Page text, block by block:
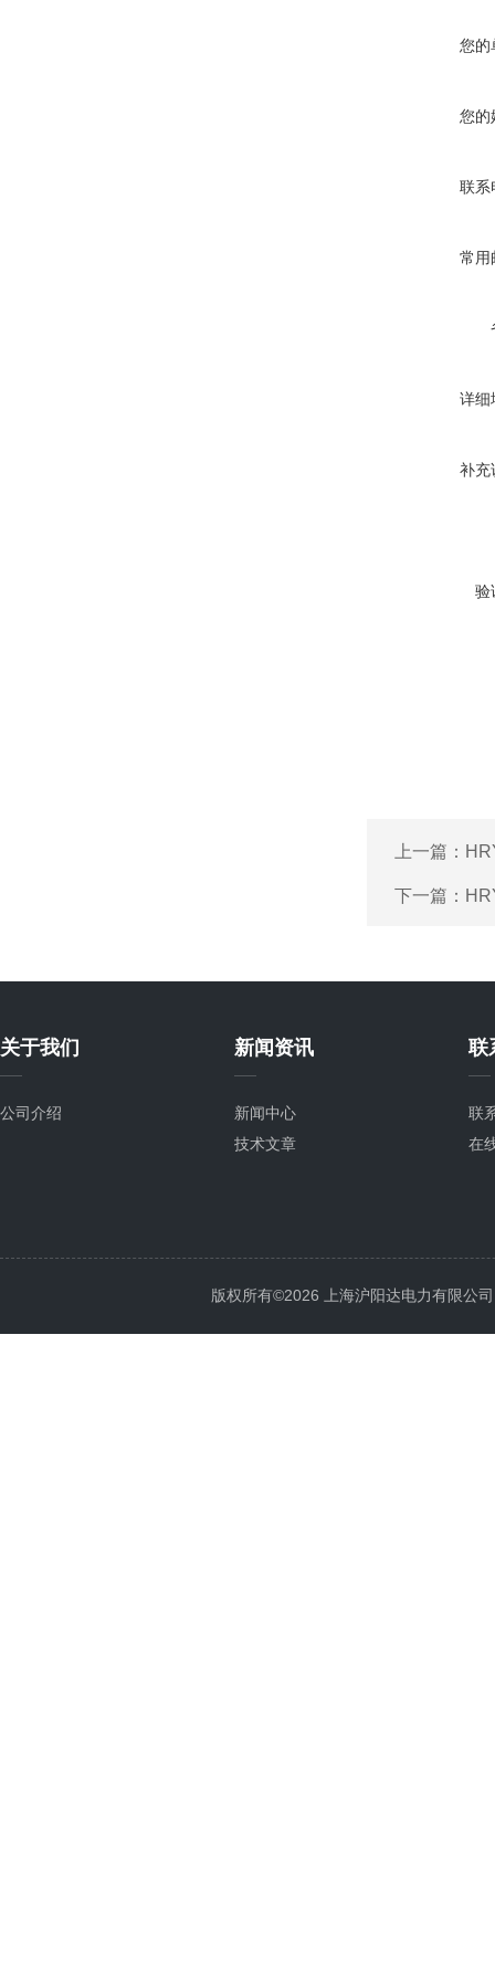
您的
您的
联系
常用
详细
补充
验
上一篇：
下一篇：
关于我们
公司介绍
新闻资讯
新闻中心
技术文章
联
联
在
版权所有©2026 上海沪阳达电力有限公